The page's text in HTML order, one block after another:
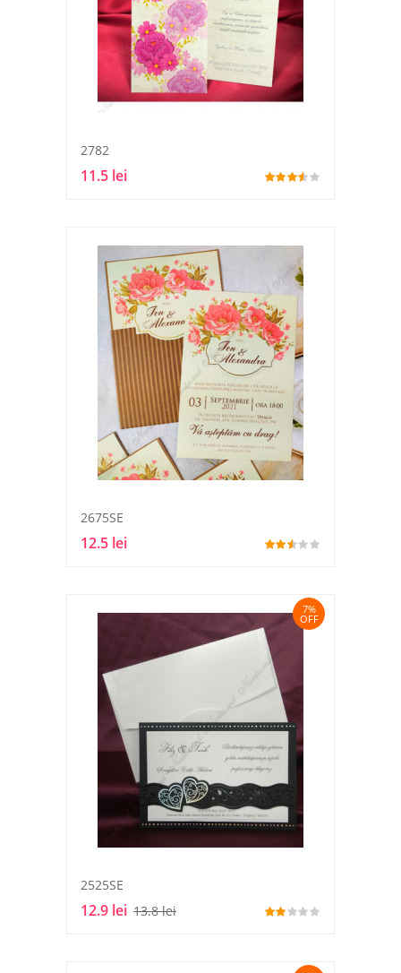
2782
11.5 lei
2675SE
12.5 lei
7%
OFF
2525SE
12.9 lei 13.8 lei